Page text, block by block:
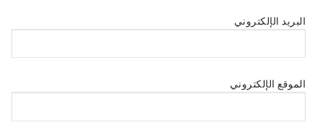
البريد الإلكتروني
الموقع الإلكتروني